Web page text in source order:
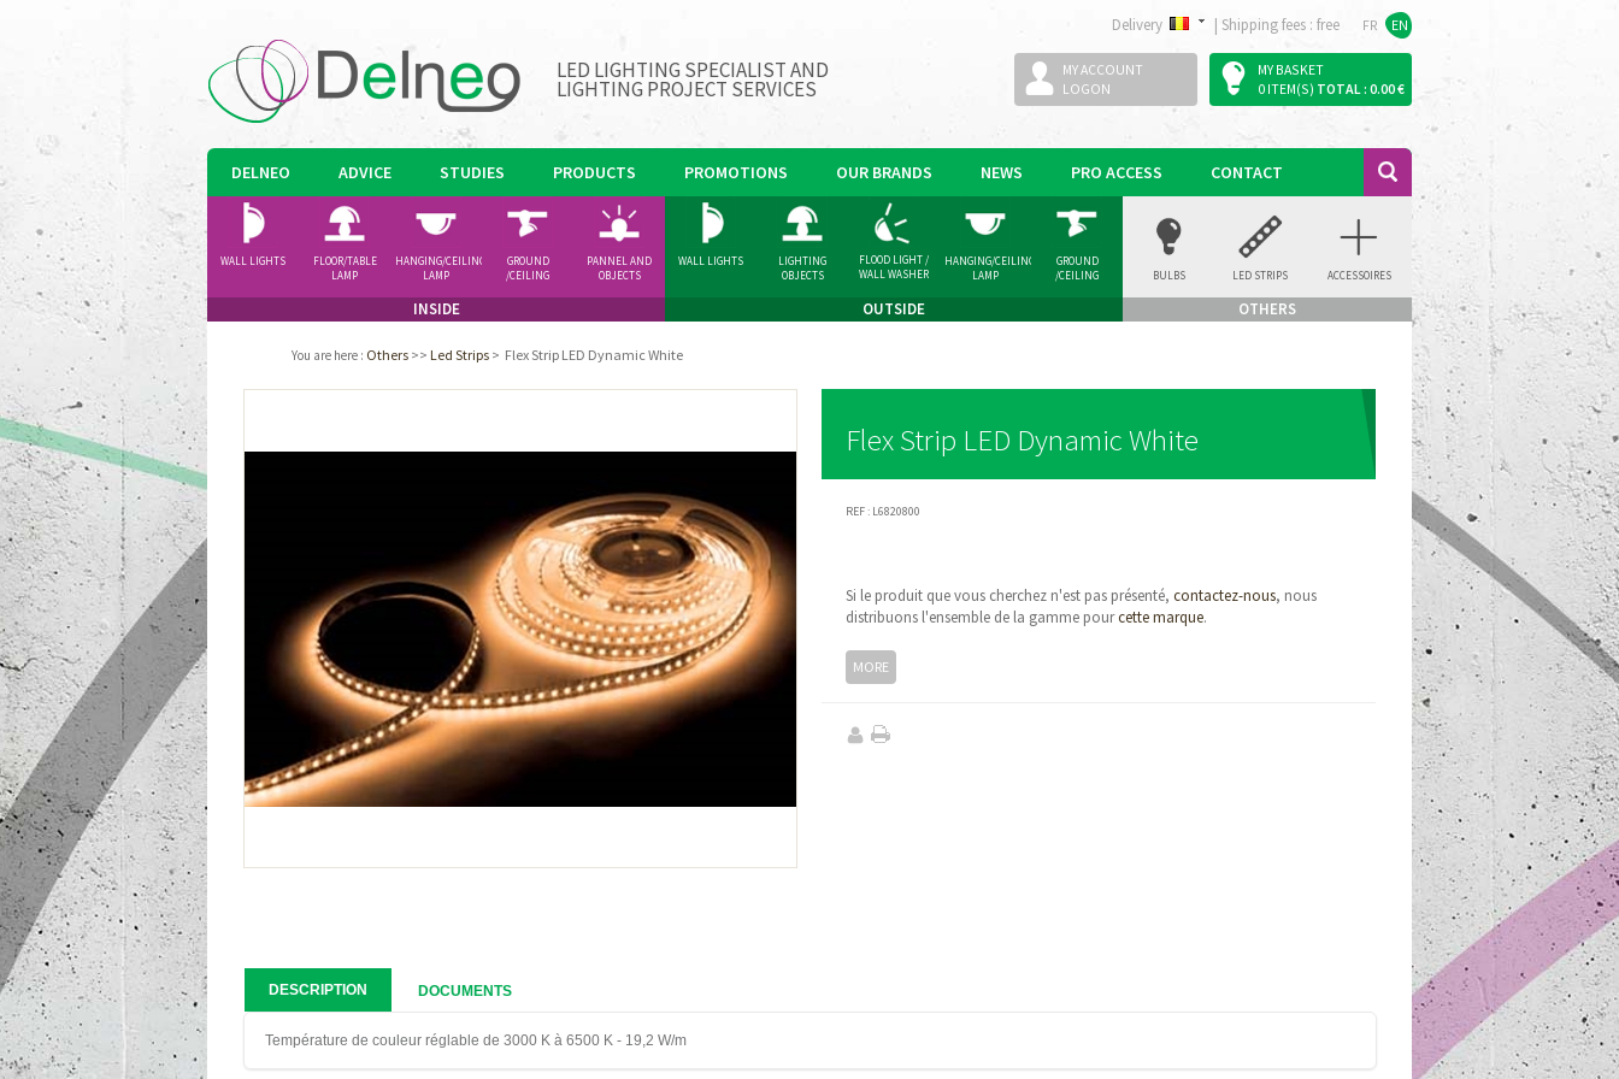
Delivery | Shipping fees : free FR EN
LED LIGHTING SPECIALIST AND
LIGHTING PROJECT SERVICES
MY ACCOUNT
LOGON
MY BASKET
0 ITEM(S) TOTAL : 0.00 €
DELNEO ADVICE STUDIES PRODUCTS PROMOTIONS OUR BRANDS NEWS PRO ACCESS CONTACT
INSIDE
WALL LIGHTS
FLOOR/TABLE
LAMP
HANGING/CEILING
LAMP
GROUND
/CEILING
PANNEL AND
OBJECTS
OUTSIDE
WALL LIGHTS
LIGHTING
OBJECTS
FLOOD LIGHT /
WALL WASHER
HANGING/CEILING
LAMP
GROUND
/CEILING
OTHERS
BULBS LED STRIPS ACCESSOIRES
You are here : Others >> Led Strips > Flex Strip LED Dynamic White
Flex Strip LED Dynamic White
REF : L6820800
Si le produit que vous cherchez n'est pas présenté, contactez-nous, nous
distribuons l'ensemble de la gamme pourcette marque.
MORE
DESCRIPTION DOCUMENTS
Température de couleur réglable de 3000 K à 6500 K - 19,2 W/m